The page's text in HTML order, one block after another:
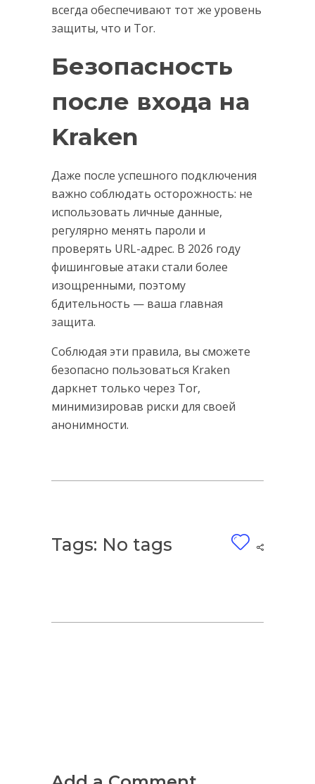
всегда обеспечивают тот же уровень
защиты, что и Tor.
Безопасность
после входа на
Kraken
Даже после успешного подключения
важно соблюдать осторожность: не
использовать личные данные,
регулярно менять пароли и
проверять URL-адрес. В 2026 году
фишинговые атаки стали более
изощренными, поэтому
бдительность — ваша главная
защита.
Соблюдая эти правила, вы сможете
безопасно пользоваться Kraken
даркнет только через Tor,
минимизировав риски для своей
анонимности.
Tags: No tags